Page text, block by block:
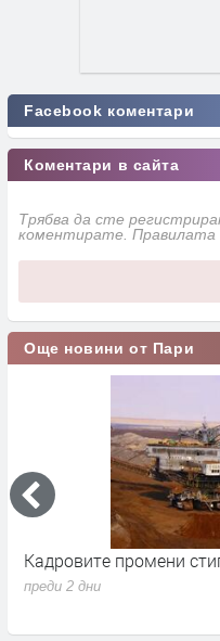
Facebook коментари
Коментари в сайта
Трябва да сте
коментирате. Правилата
Още новини от Пари
Кадровите промени
преди 2 дни